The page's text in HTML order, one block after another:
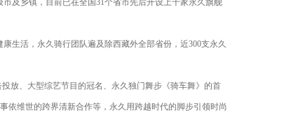
及乡镇，目前已在全国31个省市先后开设上千家永久旗舰
生活，永久骑行团队遍及除西藏外全部省份，近300支永久
放、大型综艺节目的冠名、永久独门舞步《骑车舞》的首
依维世的跨界清新合作等，永久用跨越时代的脚步引领时尚